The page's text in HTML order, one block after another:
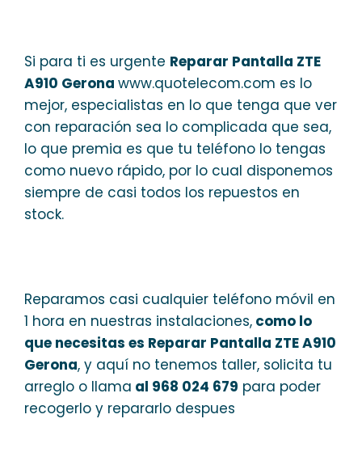
Si para ti es urgente Reparar Pantalla ZTE
A910 Gerona www.quotelecom.com es lo
mejor, especialistas en lo que tenga que ver
con reparación sea lo complicada que sea,
lo que premia es que tu teléfono lo tengas
como nuevo rápido, por lo cual disponemos
siempre de casi todos los repuestos en
stock.
Reparamos casi cualquier teléfono móvil en
1 hora en nuestras instalaciones, como lo
que necesitas es Reparar Pantalla ZTE A910
Gerona, y aquí no tenemos taller, solicita tu
arreglo o llama al 968 024 679 para poder
recogerlo y repararlo despues